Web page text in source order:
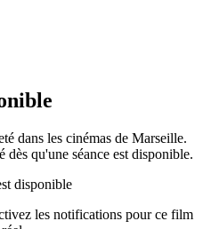
dans les cinémas de Marseille.
dès qu'une séance est disponible.
disponible
les notifications pour ce film